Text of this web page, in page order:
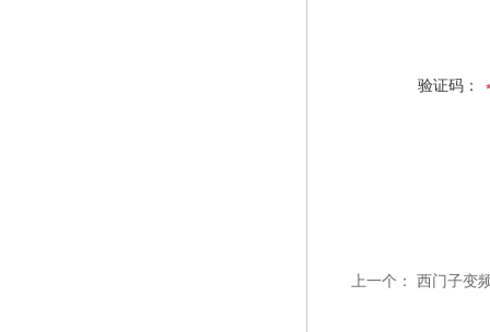
验证码：
上一个： 西门子变